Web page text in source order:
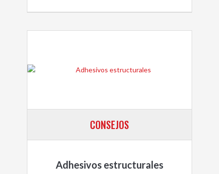
CONSEJOS
Adhesivos estructurales